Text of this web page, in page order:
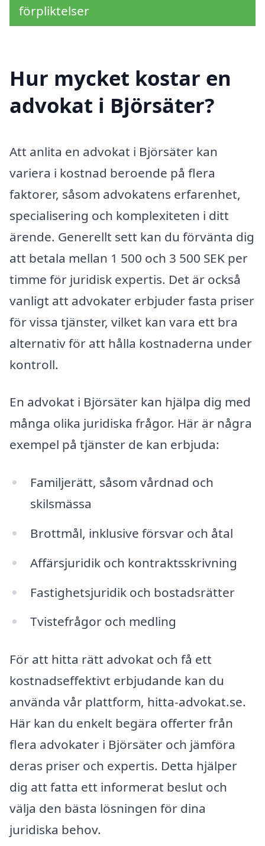
förpliktelser
Hur mycket kostar en
advokat i Björsäter?
Att anlita en advokat i Björsäter kan
variera i kostnad beroende på flera
faktorer, såsom advokatens erfarenhet,
specialisering och komplexiteten i ditt
ärende. Generellt sett kan du förvänta dig
att betala mellan 1 500 och 3 500 SEK per
timme för juridisk expertis. Det är också
vanligt att advokater erbjuder fasta priser
för vissa tjänster, vilket kan vara ett bra
alternativ för att hålla kostnaderna under
kontroll.
En advokat i Björsäter kan hjälpa dig med
många olika juridiska frågor. Här är några
exempel på tjänster de kan erbjuda:
Familjerätt, såsom vårdnad och
skilsmässa
Brottmål, inklusive försvar och åtal
Affärsjuridik och kontraktsskrivning
Fastighetsjuridik och bostadsrätter
Tvistefrågor och medling
För att hitta rätt advokat och få ett
kostnadseffektivt erbjudande kan du
använda vår plattform, hitta-advokat.se.
Här kan du enkelt begära offerter från
flera advokater i Björsäter och jämföra
deras priser och expertis. Detta hjälper
dig att fatta ett informerat beslut och
välja den bästa lösningen för dina
juridiska behov.